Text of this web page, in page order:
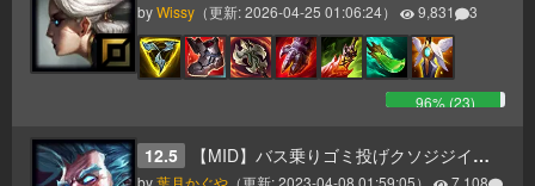
byWissy （更新:2026-04-25 01:06:24） 9,831 3
96% (23)
12.5 【MID】バス乗りゴミ投げクソジジイ【AP】
by葉月かぐや （更新:2023-04-08 01:59:05）
7,108